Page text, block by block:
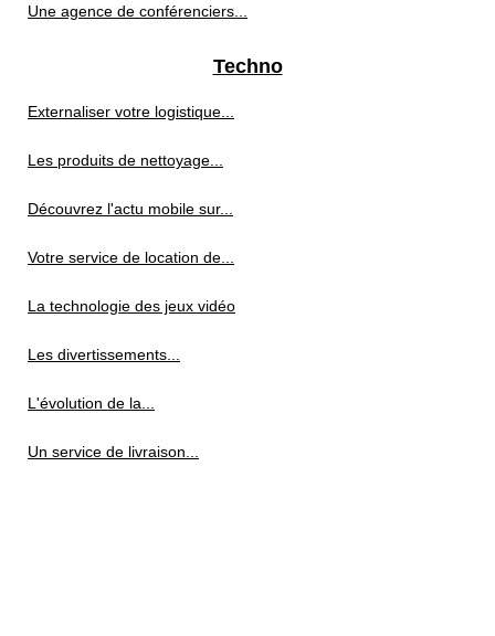
Une agence de conférenciers...
Techno
Externaliser votre logistique...
Les produits de nettoyage...
Découvrez l'actu mobile sur...
Votre service de location de...
La technologie des jeux vidéo
Les divertissements...
L'évolution de la...
Un service de livraison...